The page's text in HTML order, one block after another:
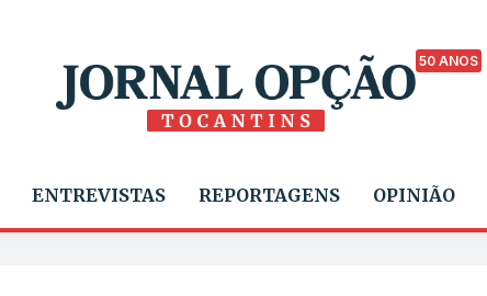
50 ANOS
ENTREVISTAS REPORTAGENS OPINIÃO